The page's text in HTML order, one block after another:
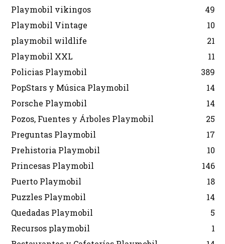
Playmobil vikingos
49
Playmobil Vintage
10
playmobil wildlife
21
Playmobil XXL
11
Policias Playmobil
389
PopStars y Música Playmobil
14
Porsche Playmobil
14
Pozos, Fuentes y Árboles Playmobil
25
Preguntas Playmobil
17
Prehistoria Playmobil
10
Princesas Playmobil
146
Puerto Playmobil
18
Puzzles Playmobil
14
Quedadas Playmobil
5
Recursos playmobil
1